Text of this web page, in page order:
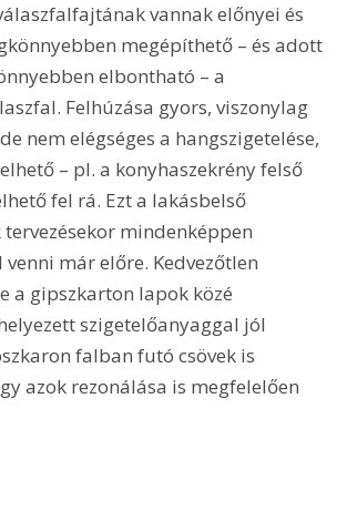
vannak előnyei és
megépíthető – és adott
elbontható – a
Felhúzása gyors, viszonylag
nem elégséges a hangszigetelése,
– pl. a konyhaszekrény felső
fel rá. Ezt a lakásbelső
mindenképpen
már előre. Kedvezőtlen
a gipszkarton lapok közé
szigetelőanyaggal jól
falban futó csövek is
azok rezonálása is megfelelően